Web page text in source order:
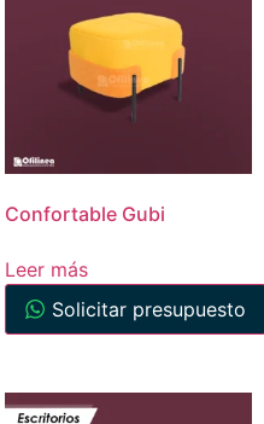
Confortable Gubi
Leer más
Solicitar presupuesto